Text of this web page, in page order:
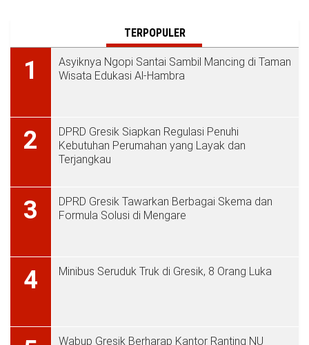
TERPOPULER
1
Asyiknya Ngopi Santai Sambil Mancing di Taman
Wisata Edukasi Al-Hambra
2
DPRD Gresik Siapkan Regulasi Penuhi
Kebutuhan Perumahan yang Layak dan
Terjangkau
3
DPRD Gresik Tawarkan Berbagai Skema dan
Formula Solusi di Mengare
4 Minibus Seruduk Truk di Gresik, 8 Orang Luka
Wabup Gresik Berharap Kantor Ranting NU